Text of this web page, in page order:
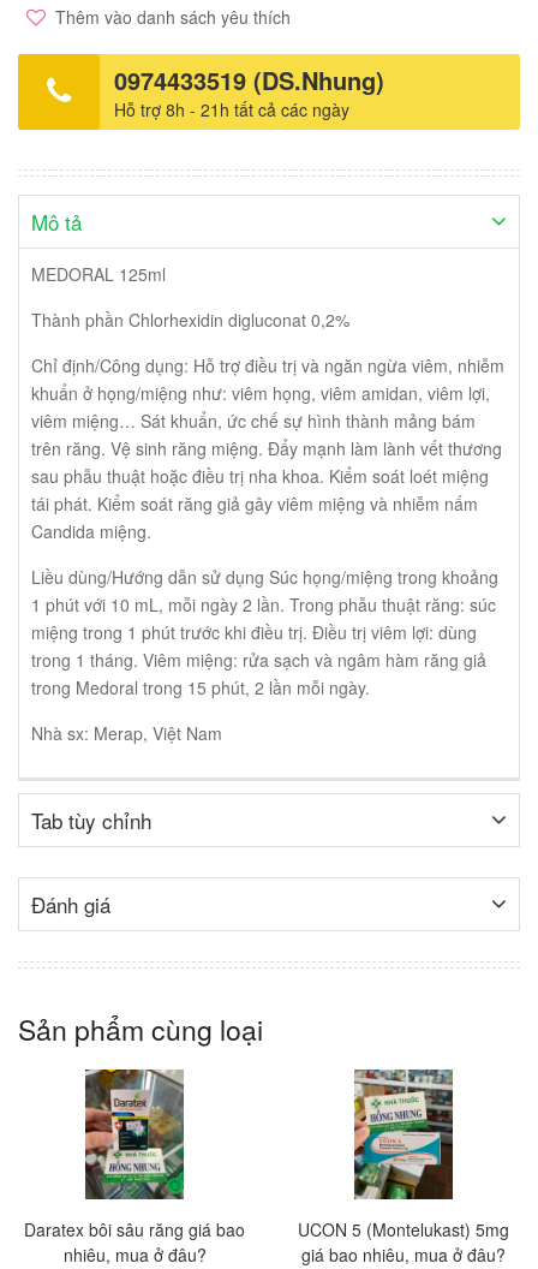
Thêm vào danh sách yêu thích
0974433519 (DS.Nhung)
Hỗ trợ 8h - 21h tất cả các ngày
Mô tả
MEDORAL 125ml
Thành phần Chlorhexidin digluconat 0,2%
Chỉ định/Công dụng: Hỗ trợ điều trị và ngăn ngừa viêm, nhiễm
khuẩn ở họng/miệng như: viêm họng, viêm amidan, viêm lợi,
viêm miệng… Sát khuẩn, ức chế sự hình thành mảng bám
trên răng. Vệ sinh răng miệng. Đẩy mạnh làm lành vết thương
sau phẫu thuật hoặc điều trị nha khoa. Kiểm soát loét miệng
tái phát. Kiểm soát răng giả gây viêm miệng và nhiễm nấm
Candida miệng.
Liều dùng/Hướng dẫn sử dụng Súc họng/miệng trong khoảng
1 phút với 10 mL, mỗi ngày 2 lần. Trong phẫu thuật răng: súc
miệng trong 1 phút trước khi điều trị. Điều trị viêm lợi: dùng
trong 1 tháng. Viêm miệng: rửa sạch và ngâm hàm răng giả
trong Medoral trong 15 phút, 2 lần mỗi ngày.
Nhà sx: Merap, Việt Nam
Tab tùy chỉnh
Đánh giá
Sản phẩm cùng loại
Daratex bôi sâu răng giá bao
nhiêu, mua ở đâu?
UCON 5 (Montelukast) 5mg
giá bao nhiêu, mua ở đâu?